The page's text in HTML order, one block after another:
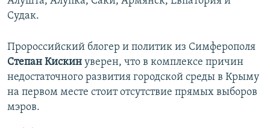
Судак.
Пророссийский блогер и политик из Симферополя
Степан Кискин уверен, что в комплексе причин
недостаточного развития городской среды в Крыму
на первом месте стоит отсутствие прямых выборов
мэров.